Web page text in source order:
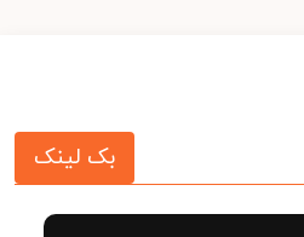
بک لینک